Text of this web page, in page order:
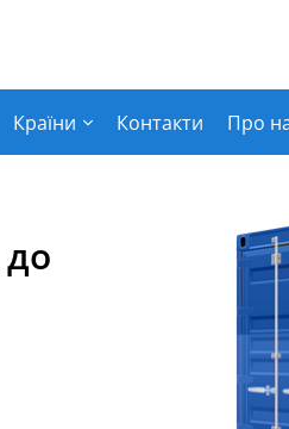
Країни Контакти Про